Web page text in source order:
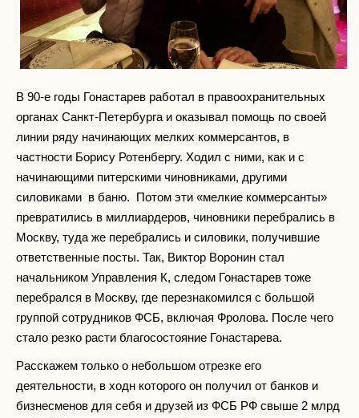
В 90-е годы Гонастарев работал в правоохранительных
органах Санкт-Петербурга и оказывал помощь по своей
линии ряду начинающих мелких коммерсантов, в
частности Борису Ротенбергу. Ходил с ними, как и с
начинающими питерскими чиновниками, другими
силовиками в баню. Потом эти «мелкие коммерсанты»
превратились в миллиардеров, чиновники перебрались в
Москву, туда же перебрались и силовики, получившие
ответственные посты. Так, Виктор Воронин стал
начальником Управления К, следом Гонастарев тоже
перебрался в Москву, где перезнакомился с большой
группой сотрудников ФСБ, включая Фролова. После чего
стало резко расти благосостояние Гонастарева.
Расскажем только о небольшом отрезке его
деятельности, в ходн которого он получил от банков и
бизнесменов для себя и друзей из ФСБ РФ свыше 2 млрд